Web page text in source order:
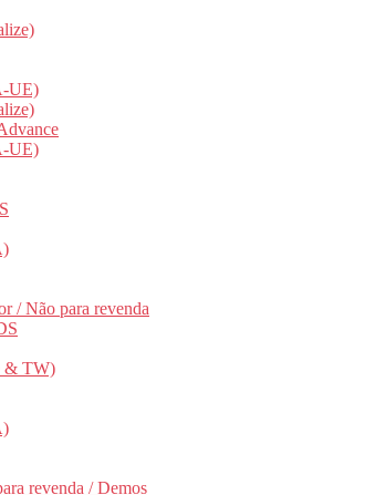
UE)
UE)
/ Não para revenda
& TW)
revenda / Demos